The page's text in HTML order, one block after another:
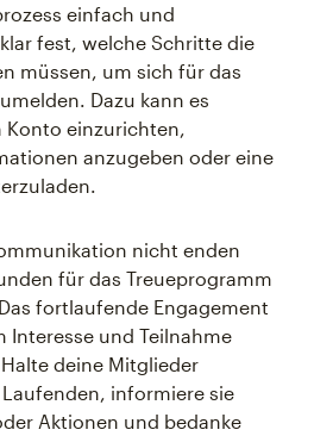
einfach und
fest, welche Schritte die
müssen, um sich für das
Dazu kann es
einzurichten,
anzugeben oder eine
nicht enden
für das Treueprogramm
fortlaufende Engagement
Interesse und Teilnahme
deine Mitglieder
informiere sie
Aktionen und bedanke